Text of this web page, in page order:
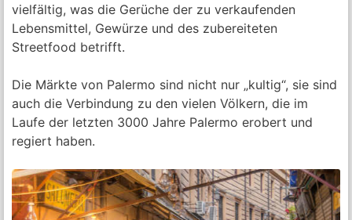
vielfältig, was die Gerüche der zu verkaufenden
Lebensmittel, Gewürze und des zubereiteten
Streetfood betrifft.
Die Märkte von Palermo sind nicht nur „kultig“, sie sind
auch die Verbindung zu den vielen Völkern, die im
Laufe der letzten 3000 Jahre Palermo erobert und
regiert haben.